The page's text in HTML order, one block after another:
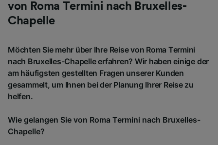
von Roma Termini nach Bruxelles-
Chapelle
Möchten Sie mehr über Ihre Reise von Roma Termini
nach Bruxelles-Chapelle erfahren? Wir haben einige der
am häufigsten gestellten Fragen unserer Kunden
gesammelt, um Ihnen bei der Planung Ihrer Reise zu
helfen.
Wie gelangen Sie von Roma Termini nach Bruxelles-
Chapelle?